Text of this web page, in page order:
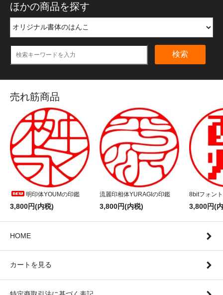
ほかの商品を探す
検索
売れ筋商品
明印体YOUMの印鑑
3,800円(内税)
流麗印相体YURAGIの印鑑
3,800円(内税)
8bitフォン
3,800円(
HOME
カートを見る